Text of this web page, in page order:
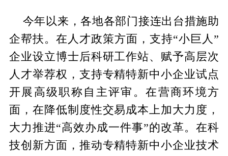
今年以来，各地各部门接连出台措施助
企帮扶。在人才政策方面，支持“小巨人”
企业设立博士后科研工作站、赋予高层次
人才举荐权，支持专精特新中小企业试点
开展高级职称自主评审。在营商环境方
面，在降低制度性交易成本上加大力度，
大力推进“高效办成一件事”的改革。在科
技创新方面，推动专精特新中小企业技术